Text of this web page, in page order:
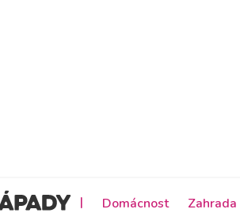
| Domácnost Zahrada